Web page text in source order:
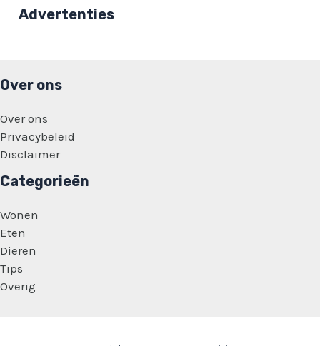
school
over
koosjer’
Advertenties
Over ons
Over ons
Privacybeleid
Disclaimer
Categorieën
Wonen
Eten
Dieren
Tips
Overig